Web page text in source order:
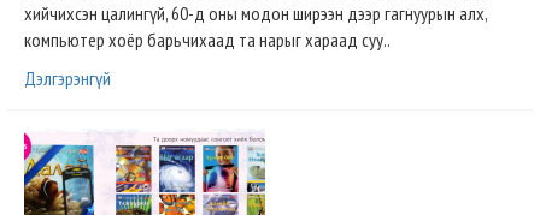
хийчихсэн цалингүй, 60-д оны модон ширээн дээр гагнуурын алх,
компьютер хоёр барьчихаад та нарыг хараад суу..
Дэлгэрэнгүй